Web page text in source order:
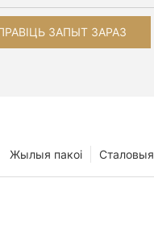
ЗАПЫТ ЗАРАЗ
Сталовыя
Жылыя пакоі